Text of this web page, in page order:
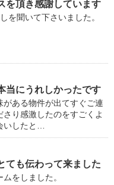
を頂き感謝しています
を聞いて下さいました。
当にうれしかったです
ある物件が出てすぐご連
り感激したのをすごくよ
いしたと…
ても伝わって来ました
をしました。